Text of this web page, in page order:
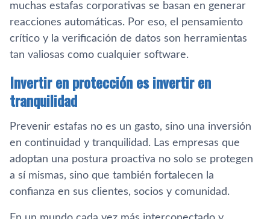
muchas estafas corporativas se basan en generar
reacciones automáticas. Por eso, el pensamiento
crítico y la verificación de datos son herramientas
tan valiosas como cualquier software.
Invertir en protección es invertir en
tranquilidad
Prevenir estafas no es un gasto, sino una inversión
en continuidad y tranquilidad. Las empresas que
adoptan una postura proactiva no solo se protegen
a sí mismas, sino que también fortalecen la
confianza en sus clientes, socios y comunidad.